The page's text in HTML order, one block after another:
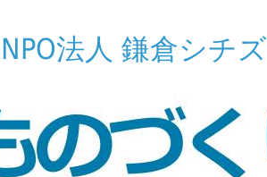
NPO法人 鎌倉シチ